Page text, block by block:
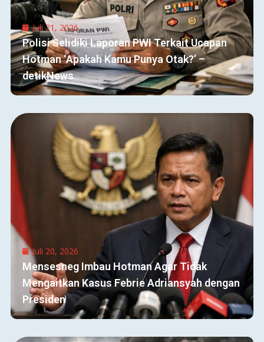
Juli 21, 2026
Polisi Selidiki Laporan PWI Terkait Ucapan
Hotman ‘Apakah Kamu Punya Otak?’ –
detikNews
Juli 20, 2026
Mensesneg Imbau Hotman Agar Tidak
Mengaitkan Kasus Febrie Adriansyah dengan
Presiden